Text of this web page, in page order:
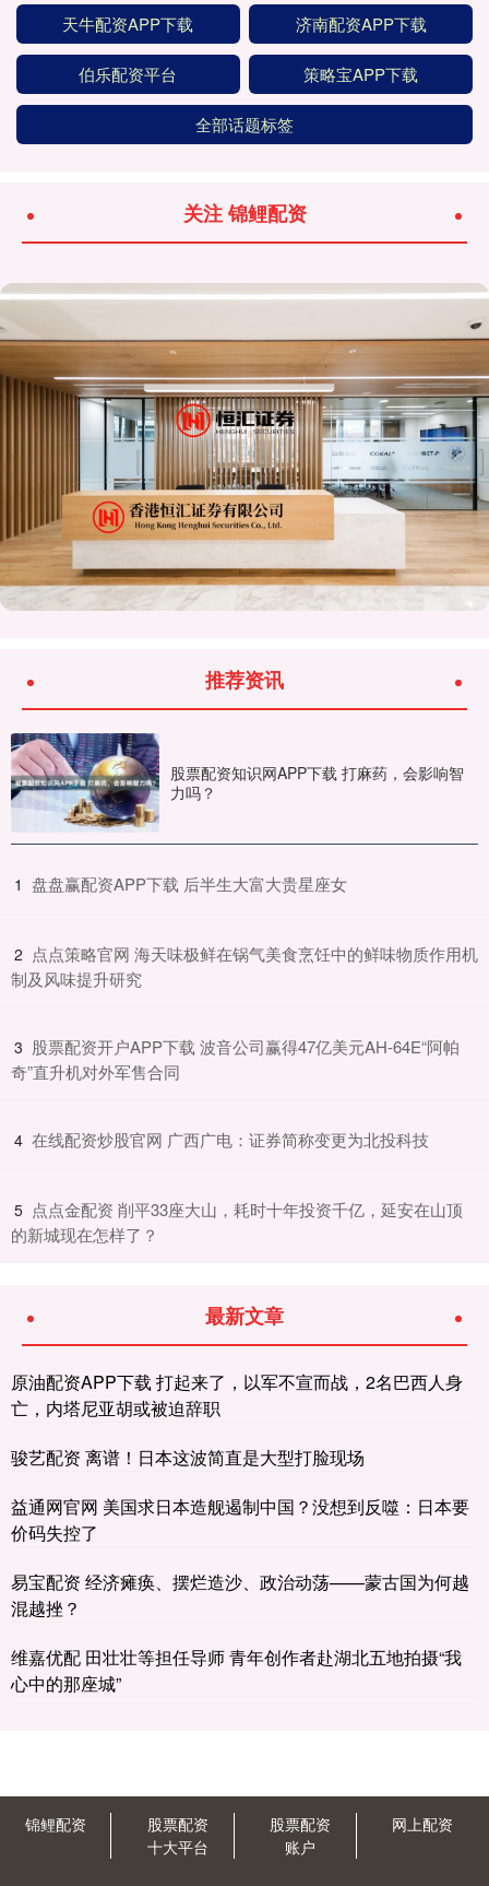
天牛配资APP下载 济南配资APP下载
伯乐配资平台 策略宝APP下载
全部话题标签
关注 锦鲤配资
推荐资讯
股票配资知识网APP下载 打麻药，会影响智
力吗？
1 ​盘盘赢配资APP下载 后半生大富大贵星座女
2 ​点点策略官网 海天味极鲜在锅气美食烹饪中的鲜味物质作用机
制及风味提升研究
3 ​股票配资开户APP下载 波音公司赢得47亿美元AH-64E“阿帕
奇”直升机对外军售合同
4 ​在线配资炒股官网 广西广电：证券简称变更为北投科技
5 ​点点金配资 削平33座大山，耗时十年投资千亿，延安在山顶
的新城现在怎样了？
最新文章
原油配资APP下载 打起来了，以军不宣而战，2名巴西人身
亡，内塔尼亚胡或被迫辞职
骏艺配资 离谱！日本这波简直是大型打脸现场
益通网官网 美国求日本造舰遏制中国？没想到反噬：日本要
价码失控了
易宝配资 经济瘫痪、摆烂造沙、政治动荡——蒙古国为何越
混越挫？
维嘉优配 田壮壮等担任导师 青年创作者赴湖北五地拍摄“我
心中的那座城”
锦鲤配资
股票配资
十大平台
股票配资
账户
网上配资